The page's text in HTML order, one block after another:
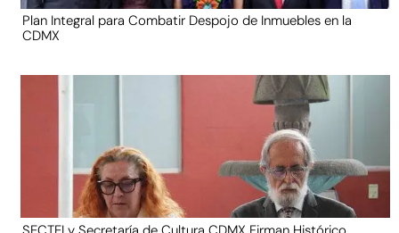
Plan Integral para Combatir Despojo de Inmuebles en la
CDMX